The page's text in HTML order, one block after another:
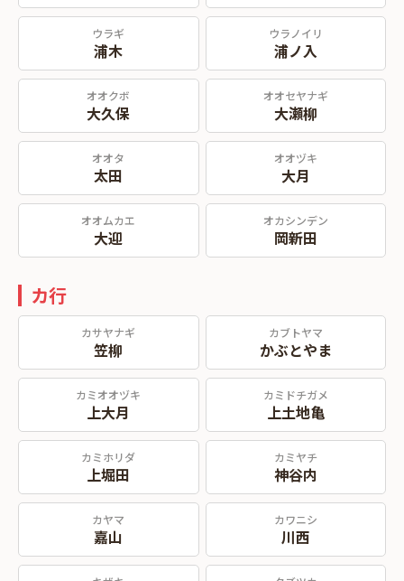
ウラギ
浦木
ウラノイリ
浦ノ入
オオクボ
大久保
オオセヤナギ
大瀬柳
オオタ
太田
オオヅキ
大月
オオムカエ
大迎
オカシンデン
岡新田
カ行
カサヤナギ
笠柳
カブトヤマ
かぶとやま
カミオオヅキ
上大月
カミドチガメ
上土地亀
カミホリダ
上堀田
カミヤチ
神谷内
カヤマ
嘉山
カワニシ
川西